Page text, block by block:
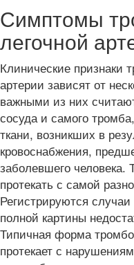
Симптомы
легочной
Клинические признаки
артерии зависят от
важными из них
сосуда и самого
ткани, возникших в
кровоснабжения,
заболевшего
протекать с самой
Регистрируются
полной картины
Типичная форма
протекает с